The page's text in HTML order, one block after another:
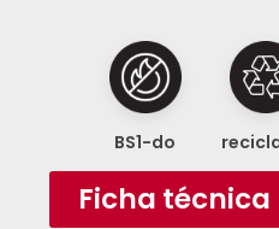
BS1-do
Ficha técnica